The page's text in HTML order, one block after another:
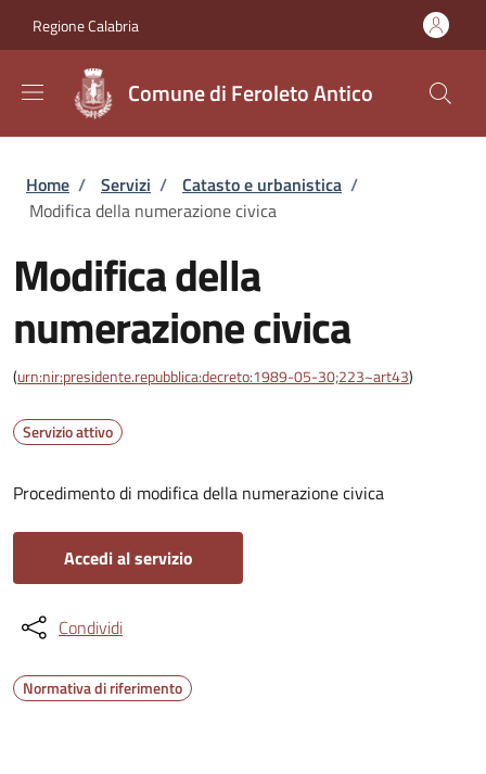
Regione Calabria
Comune di Feroleto Antico
Briciole di pane
Home / Servizi / Catasto e urbanistica /
Modifica della numerazione civica
Modifica della
numerazione civica
(urn:nir:presidente.repubblica:decreto:1989-05-30;223~art43)
Servizio attivo
Procedimento di modifica della numerazione civica
Accedi al servizio
Condividi
Normativa di riferimento